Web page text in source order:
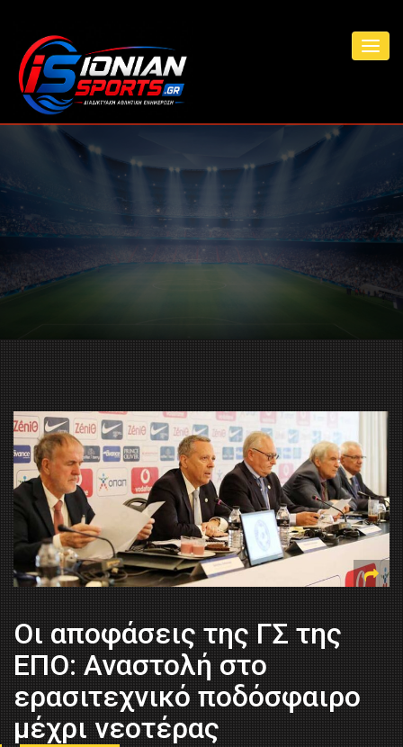
Οι αποφάσεις της ΓΣ της
ΕΠΟ: Αναστολή στο
ερασιτεχνικό ποδόσφαιρο
μέχρι νεοτέρας